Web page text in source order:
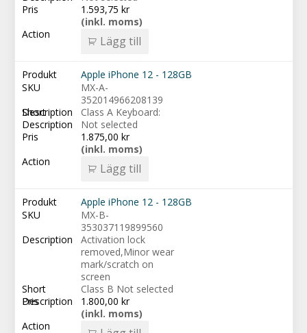
1.593,75 kr
(inkl. moms)
Lägg till
Apple iPhone 12 - 128GB
MX-A-
352014966208139
Class A Keyboard:
Not selected
1.875,00 kr
(inkl. moms)
Lägg till
Apple iPhone 12 - 128GB
MX-B-
353037119899560
Activation lock
removed,Minor wear
mark/scratch on
screen
Class B Not selected
1.800,00 kr
(inkl. moms)